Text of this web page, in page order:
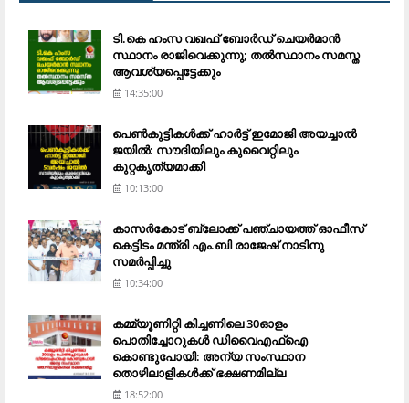
ടി.കെ ഹംസ വഖഫ് ബോര്‍ഡ് ചെയര്‍മാന്‍
സ്ഥാനം രാജിവെക്കുന്നു; തല്‍സ്ഥാനം സമസ്ത
ആവശ്യപ്പെട്ടേക്കും
14:35:00
പെണ്‍കുട്ടികള്‍ക്ക് ഹാര്‍ട്ട് ഇമോജി അയച്ചാല്‍
ജയില്‍: സൗദിയിലും കുവൈറ്റിലും
കുറ്റകൃത്യമാക്കി
10:13:00
കാസര്‍കോട് ബ്ലോക്ക് പഞ്ചായത്ത് ഓഫീസ്
കെട്ടിടം മന്ത്രി എം.ബി രാജേഷ് നാടിനു
സമര്‍പ്പിച്ചു
10:34:00
കമ്മ്യൂണിറ്റി കിച്ചണിലെ 30ഓളം
പൊതിച്ചോറുകള്‍ ഡിവൈഎഫ്‌ഐ
കൊണ്ടുപോയി: അന്യ സംസ്ഥാന
തൊഴിലാളികള്‍ക്ക് ഭക്ഷണമില്ല
18:52:00